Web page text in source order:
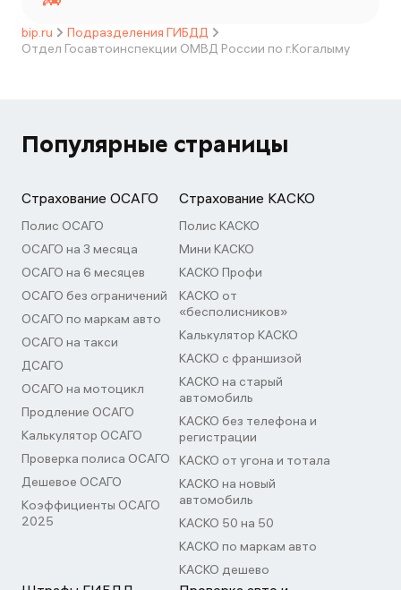
bip.ru
Подразделения ГИБДД
Отдел Госавтоинспекции ОМВД России по г.Когалыму
Популярные страницы
Страхование ОСАГО
Полис ОСАГО
ОСАГО на 3 месяца
ОСАГО на 6 месяцев
ОСАГО без ограничений
ОСАГО по маркам авто
ОСАГО на такси
ДСАГО
ОСАГО на мотоцикл
Продление ОСАГО
Калькулятор ОСАГО
Проверка полиса ОСАГО
Дешевое ОСАГО
Коэффициенты ОСАГО
2025
Страхование КАСКО
Полис КАСКО
Мини КАСКО
КАСКО Профи
КАСКО от
«бесполисников»
Калькулятор КАСКО
КАСКО с франшизой
КАСКО на старый
автомобиль
КАСКО без телефона и
регистрации
КАСКО от угона и тотала
КАСКО на новый
автомобиль
КАСКО 50 на 50
КАСКО по маркам авто
КАСКО дешево